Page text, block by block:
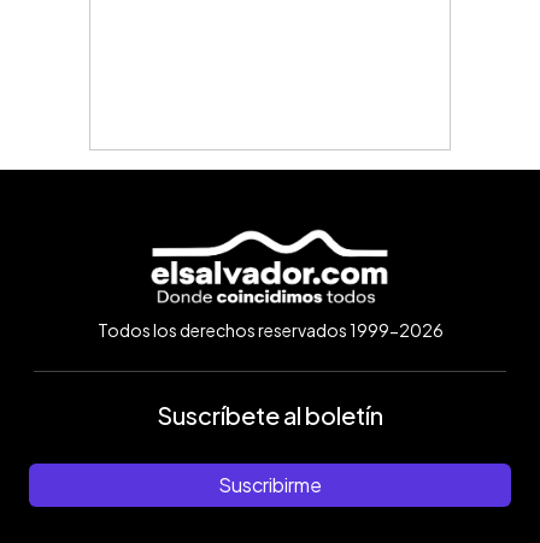
Todos los derechos reservados 1999-2026
Suscríbete al boletín
Suscribirme